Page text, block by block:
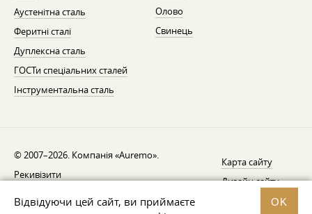
Відвідуючи цей сайт, ви приймаєте
OK
Аустенітна сталь
Феритні сталі
Дуплексна сталь
ГОСТи спеціальних сталей
Інструментальна сталь
Олово
Свинець
© 2007–2026. Компанія «Auremo».
Рекивізити
Карта сайту
Дизайн сайту —